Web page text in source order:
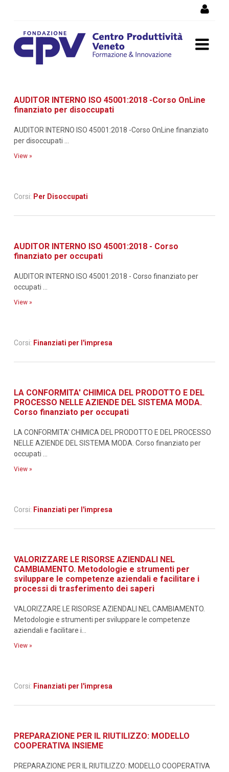
formazione
AUDITOR INTERNO ISO 45001:2018 -Corso OnLine
finanziato per disoccupati
AUDITOR INTERNO ISO 45001:2018 -Corso OnLine finanziato
per disoccupati ...
View »
Corsi: Per Disoccupati
AUDITOR INTERNO ISO 45001:2018 - Corso
finanziato per occupati
AUDITOR INTERNO ISO 45001:2018 - Corso finanziato per
occupati ...
View »
Corsi: Finanziati per l'impresa
LA CONFORMITA' CHIMICA DEL PRODOTTO E DEL
PROCESSO NELLE AZIENDE DEL SISTEMA MODA.
Corso finanziato per occupati
LA CONFORMITA' CHIMICA DEL PRODOTTO E DEL PROCESSO
NELLE AZIENDE DEL SISTEMA MODA. Corso finanziato per
occupati ...
View »
Corsi: Finanziati per l'impresa
VALORIZZARE LE RISORSE AZIENDALI NEL
CAMBIAMENTO. Metodologie e strumenti per
sviluppare le competenze aziendali e facilitare i
processi di trasferimento dei saperi
VALORIZZARE LE RISORSE AZIENDALI NEL CAMBIAMENTO.
Metodologie e strumenti per sviluppare le competenze
aziendali e facilitare i...
View »
Corsi: Finanziati per l'impresa
PREPARAZIONE PER IL RIUTILIZZO: MODELLO
COOPERATIVA INSIEME
PREPARAZIONE PER IL RIUTILIZZO: MODELLO COOPERATIVA